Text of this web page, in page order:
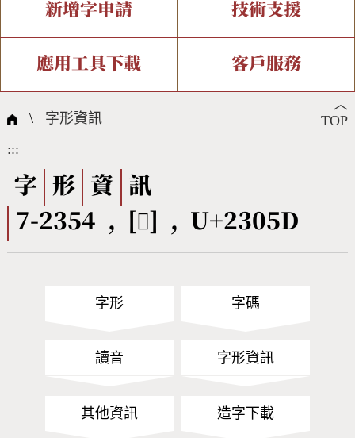
全字庫介紹 全字庫現況
中文碼介紹 專有名詞介紹
國際字碼相關組織
IDS查詢 部件查詢
複合查詢 注音查詢
筆畫查詢
筆順序查詢
CNS查詢 Unicode查詢
新增字申請
新字申請處理流程
技術支援
字形即時顯示 造字解決方案
全字庫授權 轉碼Web Service
應用工具下載
個人電腦造字處理工具
字形下載
客戶服務
問題集
熱門查詢統計
︿
TOP
\ 字形資訊
:::
字 形 資
訊
7-2354 , [𣁝] , U+2305D
字形 字碼
讀音 字形資訊
其他資訊 造字下載